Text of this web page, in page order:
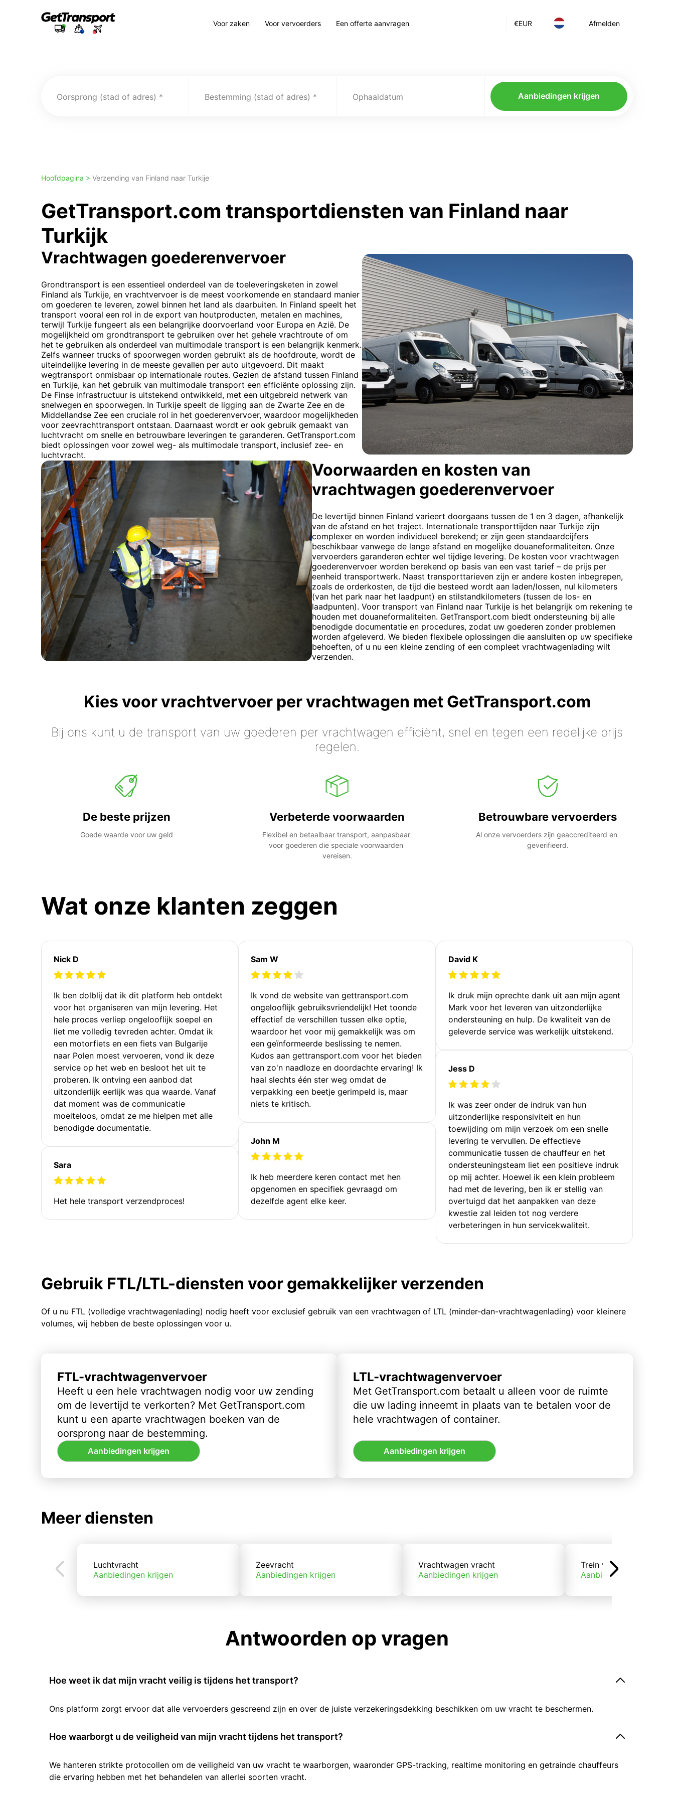
€EUR Afmelden
Voor zaken Voor vervoerders Een offerte aanvragen
Oorsprong (stad of adres) Bestemming (stad of adres) Ophaaldatum Aanbiedingen krijgen
Hoofdpagina > Verzending van Finland naar Turkije
GetTransport.com transportdiensten van Finland naar
Turkijk
Vrachtwagen goederenvervoer
Grondtransport is een essentieel onderdeel van de toeleveringsketen in zowel
Finland als Turkije, en vrachtvervoer is de meest voorkomende en standaard manier
om goederen te leveren, zowel binnen het land als daarbuiten. In Finland speelt het
transport vooral een rol in de export van houtproducten, metalen en machines,
terwijl Turkije fungeert als een belangrijke doorvoerland voor Europa en Azië. De
mogelijkheid om grondtransport te gebruiken over het gehele vrachtroute of om
het te gebruiken als onderdeel van multimodale transport is een belangrijk kenmerk.
Zelfs wanneer trucks of spoorwegen worden gebruikt als de hoofdroute, wordt de
uiteindelijke levering in de meeste gevallen per auto uitgevoerd. Dit maakt
wegtransport onmisbaar op internationale routes. Gezien de afstand tussen Finland
en Turkije, kan het gebruik van multimodale transport een efficiënte oplossing zijn.
De Finse infrastructuur is uitstekend ontwikkeld, met een uitgebreid netwerk van
snelwegen en spoorwegen. In Turkije speelt de ligging aan de Zwarte Zee en de
Middellandse Zee een cruciale rol in het goederenvervoer, waardoor mogelijkheden
voor zeevrachttransport ontstaan. Daarnaast wordt er ook gebruik gemaakt van
luchtvracht om snelle en betrouwbare leveringen te garanderen. GetTransport.com
biedt oplossingen voor zowel weg- als multimodale transport, inclusief zee- en
luchtvracht.
Voorwaarden en kosten van
vrachtwagen goederenvervoer
De levertijd binnen Finland varieert doorgaans tussen de 1 en 3 dagen, afhankelijk
van de afstand en het traject. Internationale transporttijden naar Turkije zijn
complexer en worden individueel berekend; er zijn geen standaardcijfers
beschikbaar vanwege de lange afstand en mogelijke douaneformaliteiten. Onze
vervoerders garanderen echter wel tijdige levering. De kosten voor vrachtwagen
goederenvervoer worden berekend op basis van een vast tarief – de prijs per
eenheid transportwerk. Naast transporttarieven zijn er andere kosten inbegrepen,
zoals de orderkosten, de tijd die besteed wordt aan laden/lossen, nul kilometers
(van het park naar het laadpunt) en stilstandkilometers (tussen de los- en
laadpunten). Voor transport van Finland naar Turkije is het belangrijk om rekening te
houden met douaneformaliteiten. GetTransport.com biedt ondersteuning bij alle
benodigde documentatie en procedures, zodat uw goederen zonder problemen
worden afgeleverd. We bieden flexibele oplossingen die aansluiten op uw specifieke
behoeften, of u nu een kleine zending of een compleet vrachtwagenlading wilt
verzenden.
Kies voor vrachtvervoer per vrachtwagen met GetTransport.com
Bij ons kunt u de transport van uw goederen per vrachtwagen efficiënt, snel en tegen een redelijke prijs
regelen.
De beste prijzen
Goede waarde voor uw geld
Verbeterde voorwaarden
Flexibel en betaalbaar transport, aanpasbaar
voor goederen die speciale voorwaarden
vereisen.
Betrouwbare vervoerders
Al onze vervoerders zijn geaccrediteerd en
geverifieerd.
Wat onze klanten zeggen
Nick D
Ik ben dolblij dat ik dit platform heb ontdekt
voor het organiseren van mijn levering. Het
hele proces verliep ongelooflijk soepel en
liet me volledig tevreden achter. Omdat ik
een motorfiets en een fiets van Bulgarije
naar Polen moest vervoeren, vond ik deze
service op het web en besloot het uit te
proberen. Ik ontving een aanbod dat
uitzonderlijk eerlijk was qua waarde. Vanaf
dat moment was de communicatie
moeiteloos, omdat ze me hielpen met alle
benodigde documentatie.
Sara
Het hele transport verzendproces!
Sam W
Ik vond de website van gettransport.com
ongelooflijk gebruiksvriendelijk! Het toonde
effectief de verschillen tussen elke optie,
waardoor het voor mij gemakkelijk was om
een geïnformeerde beslissing te nemen.
Kudos aan gettransport.com voor het bieden
van zo'n naadloze en doordachte ervaring! Ik
haal slechts één ster weg omdat de
verpakking een beetje gerimpeld is, maar
niets te kritisch.
John M
Ik heb meerdere keren contact met hen
opgenomen en specifiek gevraagd om
dezelfde agent elke keer.
David K
Ik druk mijn oprechte dank uit aan mijn agent
Mark voor het leveren van uitzonderlijke
ondersteuning en hulp. De kwaliteit van de
geleverde service was werkelijk uitstekend.
Jess D
Ik was zeer onder de indruk van hun
uitzonderlijke responsiviteit en hun
toewijding om mijn verzoek om een snelle
levering te vervullen. De effectieve
communicatie tussen de chauffeur en het
ondersteuningsteam liet een positieve indruk
op mij achter. Hoewel ik een klein probleem
had met de levering, ben ik er stellig van
overtuigd dat het aanpakken van deze
kwestie zal leiden tot nog verdere
verbeteringen in hun servicekwaliteit.
Gebruik FTL/LTL-diensten voor gemakkelijker verzenden
Of u nu FTL (volledige vrachtwagenlading) nodig heeft voor exclusief gebruik van een vrachtwagen of LTL (minder-dan-vrachtwagenlading) voor kleinere
volumes, wij hebben de beste oplossingen voor u.
FTL-vrachtwagenvervoer
Heeft u een hele vrachtwagen nodig voor uw zending
om de levertijd te verkorten? Met GetTransport.com
kunt u een aparte vrachtwagen boeken van de
oorsprong naar de bestemming.
Aanbiedingen krijgen
LTL-vrachtwagenvervoer
Met GetTransport.com betaalt u alleen voor de ruimte
die uw lading inneemt in plaats van te betalen voor de
hele vrachtwagen of container.
Aanbiedingen krijgen
Meer diensten
Luchtvracht
Aanbiedingen krijgen
Zeevracht
Aanbiedingen krijgen
Vrachtwagen vracht
Aanbiedingen krijgen
Trein vracht
Aanbiedingen krijgen
Antwoorden op vragen
Hoe weet ik dat mijn vracht veilig is tijdens het transport?
Ons platform zorgt ervoor dat alle vervoerders gescreend zijn en over de juiste verzekeringsdekking beschikken om uw vracht te beschermen.
Hoe waarborgt u de veiligheid van mijn vracht tijdens het transport?
We hanteren strikte protocollen om de veiligheid van uw vracht te waarborgen, waaronder GPS-tracking, realtime monitoring en getrainde chauffeurs
die ervaring hebben met het behandelen van allerlei soorten vracht.